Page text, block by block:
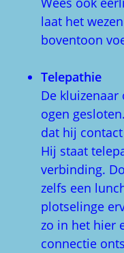
laat het
boventoon
Telepathie
De
ogen
dat hij
Hij staat
verbinding.
zelfs een
plotselinge
zo in het hier
connectie